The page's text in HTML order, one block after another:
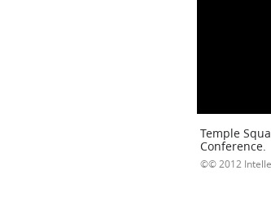
Temple
Conference.
© 2012